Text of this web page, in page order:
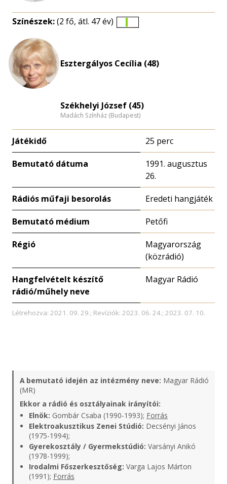
Színészek:(2 fő, átl. 47 év)
Esztergályos Cecília (48)
Székhelyi József (45)
Madách Színház (Budapest)
Játékidő 25 perc
Bemutató dátuma
1991. augusztus
26.
Rádiós műfaji besorolás Eredeti hangjáték
Bemutató médium Petőfi
Régió
Magyarország
(közrádió)
Hangfelvételt készítő
rádió/műhely neve
Magyar Rádió
Létrehozva: 2021. 09. 29.; Revíziók: 2023. 06. 24.; 2023. 07. 10.
A bemutató idején az intézmény neve: Magyar Rádió
(MR)
Ekkor a rádió és osztályainak irányítói:
Elnök: Gombár Csaba (1990-1993); Forrás
Elektroakusztikus Zenei Stúdió: Decsényi János
(1975-1994);
Gyerekosztály / Gyermekstúdió: Varsányi Anikó
(1978-1999);
Irodalmi Főszerkesztőség: Varga Lajos Márton
(1991); Forrás